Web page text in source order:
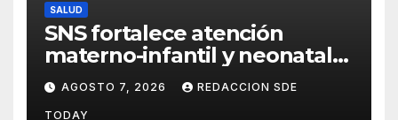
SALUD
SNS fortalece atención
materno-infantil y neonatal
con nuevas estrategias y
avances en la Red Pública de
AGOSTO 7, 2026 REDACCION SDE
TODAY